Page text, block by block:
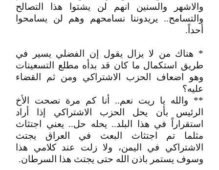
والاشهر والسنين انهم لن يشتوا هذا التصالح
والتسامح.. يريدوننا نسامحهم وهم لن يسامحوا
أحداً.
* هناك من لا يزال يقول إن الفضلي يسير في
طريق استكمال ما كان قد بدأه مطلع التسعينات
وهو اضعاف الحزب الاشتراكي ومن ثم القضاء
عليه؟
** والله يا ريت نعم.. أنا كم مرة نصحت الأخ
الرئيس بأن يحل الحزب الاشتراكي إذا أراد
استقراراً في هذا البلد.. يحله حل.. يعني اجتثاث
مثلما تم اجتثاث البعث في العراق يجتث
الاشتراكي في اليمن، ولا زلت عند كلامي هذا
وسوف يستمر باذن الله حتى يجتث هذا السرطان.